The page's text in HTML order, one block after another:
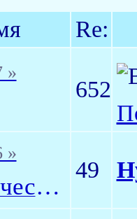
Re:
»
652
»
который не честный
49